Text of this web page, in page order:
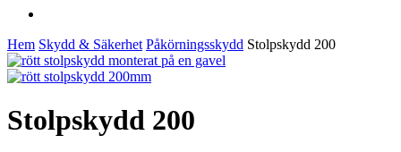
Hem Skydd & Säkerhet Påkörningsskydd Stolpskydd 200
Stolpskydd 200